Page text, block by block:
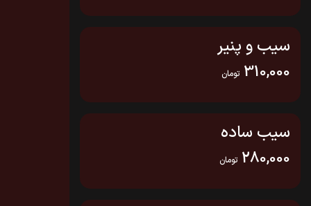
سیب و پنیر
310,000 تومان
سیب ساده
280,000 تومان